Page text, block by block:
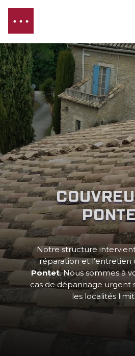
Notre structure
réparation et l’entretien
Pontet. Nous sommes à
cas de dépannage urgent
les localités